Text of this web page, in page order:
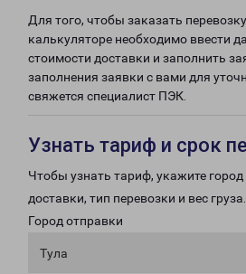
Для того, чтобы заказать
калькуляторе необходимо ввести
стоимости доставки и заполнить
заполнения заявки с вами для
свяжется специалист ПЭК.
Узнать тариф и срок
Чтобы узнать тариф, укажите город
доставки, тип перевозки и вес груза.
Город отправки
Тула